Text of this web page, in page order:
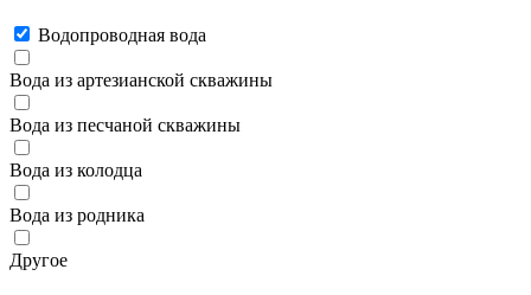
Водопроводная вода
Вода из артезианской скважины
Вода из песчаной скважины
Вода из колодца
Вода из родника
Другое